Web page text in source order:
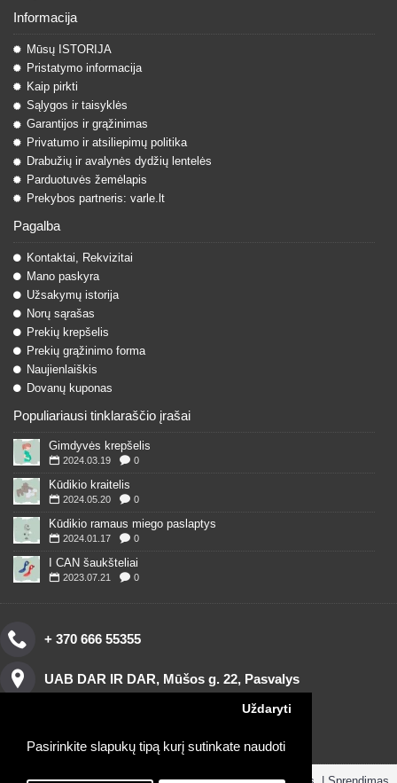
Pasirinkite slapukų tipą kurį sutinkate naudoti
Uždaryti
Informacija
Mūsų ISTORIJA
Pristatymo informacija
Kaip pirkti
Sąlygos ir taisyklės
Garantijos ir grąžinimas
Privatumo ir atsiliepimų politika
Drabužių ir avalynės dydžių lentelės
Parduotuvės žemėlapis
Prekybos partneris: varle.lt
Pagalba
Kontaktai, Rekvizitai
Mano paskyra
Užsakymų istorija
Norų sąrašas
Prekių krepšelis
Prekių grąžinimo forma
Naujienlaiškis
Dovanų kuponas
Populiariausi tinklaraščio įrašai
Gimdyvės krepšelis
2024.03.19 0
Kūdikio kraitelis
2024.05.20 0
Kūdikio ramaus miego paslaptys
2024.01.17 0
I CAN šaukšteliai
2023.07.21 0
+ 370 666 55355
UAB DAR IR DAR, Mūšos g. 22, Pasvalys